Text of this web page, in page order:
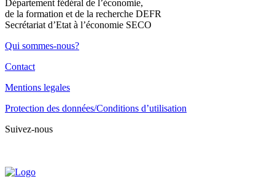
Département fédéral de l’économie,
de la formation et de la recherche DEFR
Secrétariat d’Etat à l’économie SECO
Qui sommes-nous?
Contact
Mentions legales
Protection des données/Conditions d’utilisation
Suivez-nous